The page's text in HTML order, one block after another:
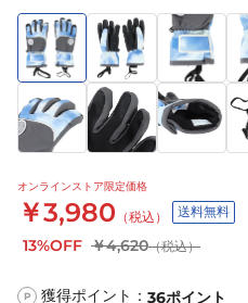
オンラインストア限定価格
￥3,980 （税込） 送料無料
13%OFF ￥4,620（税込）
P 獲得ポイント： 36ポイント